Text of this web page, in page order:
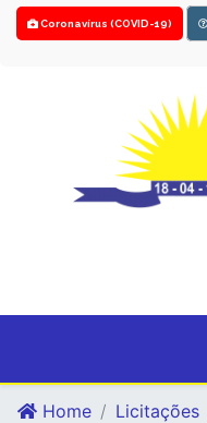
Coronavírus (COVID-19)
Home Licitações